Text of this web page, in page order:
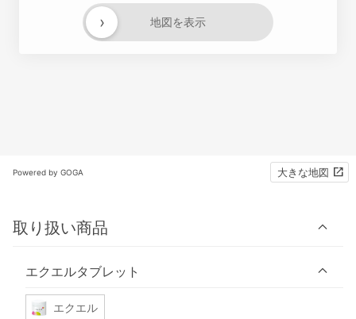
地図を表示
›
Powered by GOGA 大きな地図
取り扱い商品
エクエルタブレット
エクエル